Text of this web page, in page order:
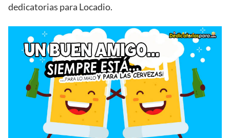
dedicatorias para Locadio.